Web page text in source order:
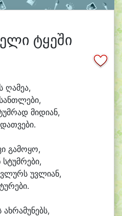
ტყეში
ღამეა,
ლები,
რად მიდიან,
ვები.
გამოყო,
სტუმრები,
ლურს უვლიან,
რები.
ახრამუნებს,